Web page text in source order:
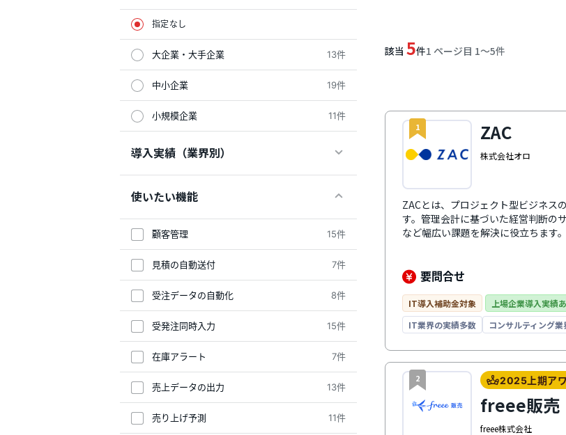
指定なし
大企業・大手企業 13件
中小企業 19件
小規模企業 11件
導入実績（業界別）
使いたい機能
顧客管理 15件
見積の自動送付 7件
受注データの自動化 8件
受発注同時入力 15件
在庫アラート 7件
売上データの出力 13件
売り上げ予測 11件
該当 5件1 ページ目 1〜5件
1 ZAC
株式会社オロ
ZACとは、プロジェクト型ビジネス
す。管理会計に基づいた経営判断の
など幅広い課題を解決に役立ちます
未来の売上・利益予測、予実対比
能。豊富な機能モジュールは、事
能モジュールの利用者数は後から追
キシブルに対応。専任コンサルタン
ーズな稼働が可能です。システム業
業・コンサルティング業に特化して
です。
要問合せ
IT導入補助金対象
上場企業導入実績
IT業界の実績多数
コンサルティング
2 2025上期ア
freee販売
freee株式会社